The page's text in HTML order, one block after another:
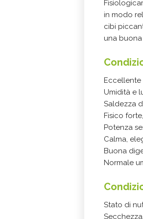
in modo
cibi
una buona
Eccellente
Umidità e
Saldezza
Fisico
Potenza
Calma,
Buona
Normale
Stato di